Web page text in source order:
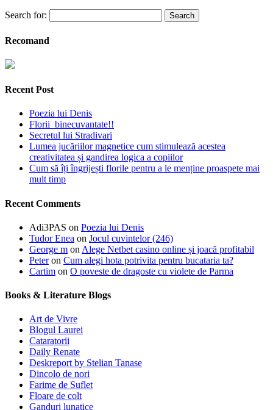
Search for:
Recomand
Recent Post
Poezia lui Denis
Florii binecuvantate!!
Secretul lui Stradivari
Lumea jucăriilor magnetice cum stimulează acestea
creativitatea și gandirea logica a copiilor
Cum să îți îngrijești florile pentru a le menține proaspete mai
mult timp
Recent Comments
Adi3PAS on Poezia lui Denis
Tudor Enea on Jocul cuvintelor (246)
George m on Alege Netbet casino online și joacă profitabil
Peteron Cum alegi hota potrivita pentru bucataria ta?
Cartim on O poveste de dragoste cu violete de Parma
Books & Literature Blogs
Art de Vivre
Blogul Laurei
Cataratorii
Daily Renate
Deskreport by Stelian Tanase
Dincolo de nori
Farime de Suflet
Floare de colt
Ganduri lunatice